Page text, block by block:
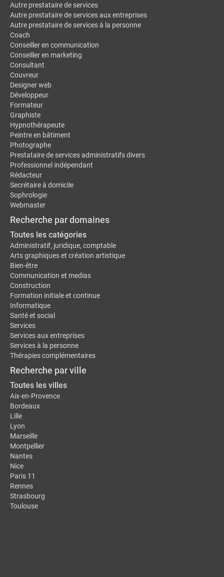
Autre prestataire de services
Autre prestataire de services aux entreprises
Autre prestataire de services à la personne
Coach
Conseiller en communication
Conseiller en marketing
Consultant
Couvreur
Designer web
Développeur
Formateur
Graphiste
Hypnothérapeute
Peintre en bâtiment
Photographe
Prestataire de services administratifs divers
Professionnel indépendant
Rédacteur
Secrétaire à domicile
Sophrologie
Webmaster
Recherche par domaines
Toutes les catégories
Administratif, juridique, comptable
Arts graphiques et création artistique
Bien-être
Communication et medias
Construction
Formation initiale et continue
Informatique
Santé et social
Services
Services aux entreprises
Services à la personne
Thérapies complémentaires
Recherche par ville
Toutes les villes
Aix-en-Provence
Bordeaux
Lille
Lyon
Marseille
Montpellier
Nantes
Nice
Paris 11
Rennes
Strasbourg
Toulouse